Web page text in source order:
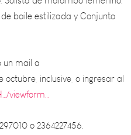
ainclusive, o ingresar al
2364227456.